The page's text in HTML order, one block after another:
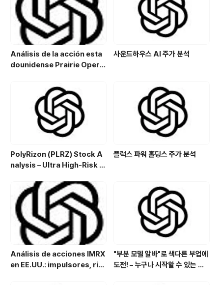
지 인프라, 신재생에너지 발전까지 포괄적으로 영위하는
미..
Análisis de la acción esta
dounidense Prairie Opera
de crecimiento y estrategi
a de inversión en el sector
energético
사운드하우스 AI 주가 분석
PolyRizon (PLRZ) Stock A
nalysis – Ultra High-Risk N
with Allergy, Virus & Nalox
one Platform Potential
플럭스 파워 홀딩스 주가 분석
Análisis de acciones IMRX
en EE.UU.: impulsores, rie
"부분 모델 알바"로 색다른 부업에
도전! – 누구나 시작할 수 있는 특